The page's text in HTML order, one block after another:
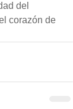
del
corazón de